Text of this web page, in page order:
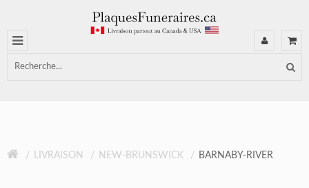
LIVRAISON NEW-BRUNSWICK BARNABY-RIVER